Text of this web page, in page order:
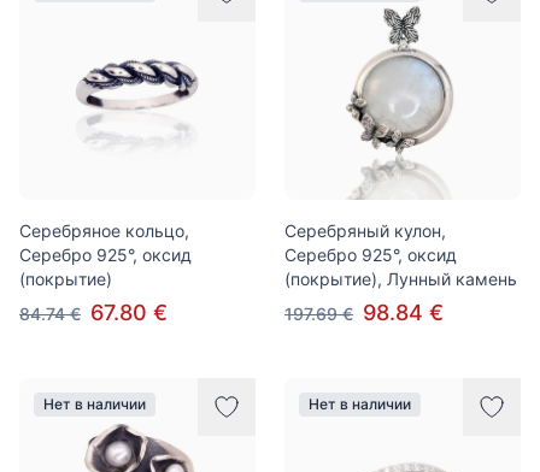
Серебряное кольцо,
Серебро 925°, оксид
(покрытие)
84.74 € 67.80 €
Серебряный кулон,
Серебро 925°, оксид
(покрытие), Лунный камень
197.69 € 98.84 €
Нет в наличии Нет в наличии